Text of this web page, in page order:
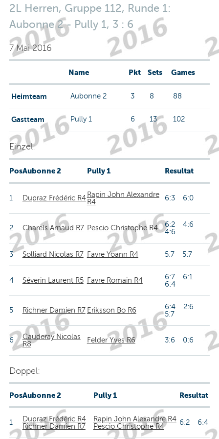
2L Herren, Gruppe 112, Runde 1:
Aubonne 2 - Pully 1, 3 : 6
7 Mai 2016
Name Pkt Sets Games
Heimteam Aubonne 2 3 8 88
Gastteam Pully 1 6 13 102
Einzel:
PosAubonne 2 Pully 1 Resultat
1 Dupraz Frédéric R4 Rapin John Alexandre
R4
6:3 6:0
2 Charels Arnaud R7 Pescio Christophe R4
6:2 4:6
4:6
3 Solliard Nicolas R7 Favre Yoann R4 5:7 5:7
4 Séverin Laurent R5 Favre Romain R4
6:7 6:1
6:4
5 Richner Damien R7 Eriksson Bo R6
6:4 2:6
5:7
6
Cauderay Nicolas
R8
Felder Yves R6 3:6 0:6
Doppel:
PosAubonne 2 Pully 1 Resultat
1
Dupraz Frédéric R4
Richner Damien R7
Rapin John Alexandre R4
Pescio Christophe R4
6:2 6:4